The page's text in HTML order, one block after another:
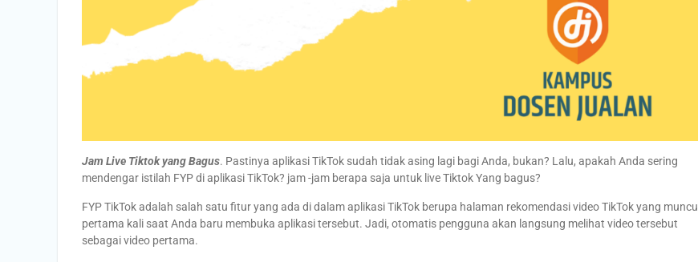
Jam Live Tiktok yang Bagus. Pastinya aplikasi TikTok sudah tidak asing lagi bagi Anda, bukan? Lalu, apakah Anda sering
mendengar istilah FYP di aplikasi TikTok? jam -jam berapa saja untuk live Tiktok Yang bagus?
FYP TikTok adalah salah satu fitur yang ada di dalam aplikasi TikTok berupa halaman rekomendasi video TikTok yang muncul
pertama kali saat Anda baru membuka aplikasi tersebut. Jadi, otomatis pengguna akan langsung melihat video tersebut
sebagai video pertama.